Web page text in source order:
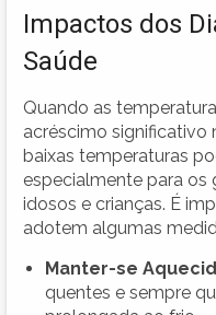
Impactos dos
Saúde
Quando as
acréscimo significativo
baixas temperaturas
especialmente para os
idosos e crianças. É
adotem algumas
Manter-se
quentes e sempre